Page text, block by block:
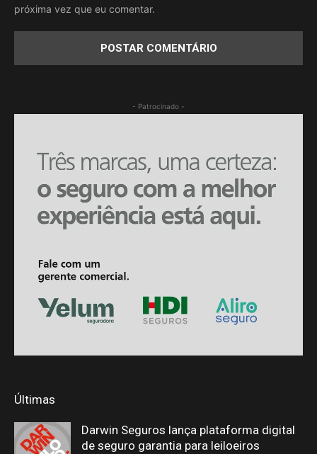
próxima vez que eu comentar.
- Patrocinado -
Últimas
Darwin Seguros lança plataforma digital
de seguro garantia para leiloeiros